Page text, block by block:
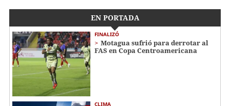
EN PORTADA
FINALIZÓ
Motagua sufrió para derrotar al
FAS en Copa Centroamericana
CLIMA